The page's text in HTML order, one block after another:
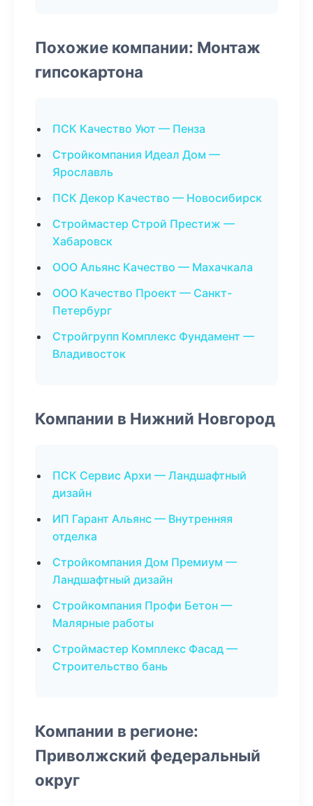
Похожие компании: Монтаж
гипсокартона
ПСК Качество Уют — Пенза
Стройкомпания Идеал Дом —
Ярославль
ПСК Декор Качество — Новосибирск
Строймастер Строй Престиж —
Хабаровск
ООО Альянс Качество — Махачкала
ООО Качество Проект — Санкт-
Петербург
Стройгрупп Комплекс Фундамент —
Владивосток
Компании в Нижний Новгород
ПСК Сервис Архи — Ландшафтный
дизайн
ИП Гарант Альянс — Внутренняя
отделка
Стройкомпания Дом Премиум —
Ландшафтный дизайн
Стройкомпания Профи Бетон —
Малярные работы
Строймастер Комплекс Фасад —
Строительство бань
Компании в регионе:
Приволжский федеральный
округ